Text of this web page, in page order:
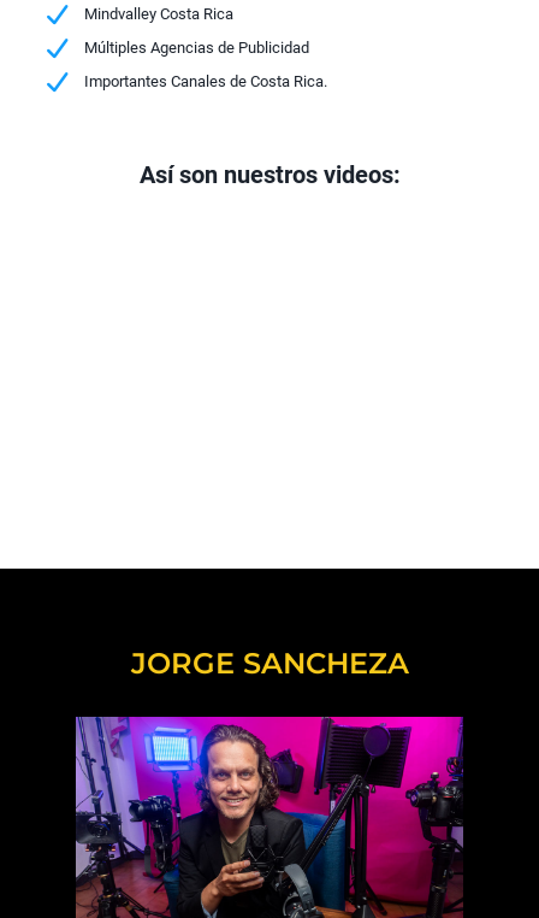
Mindvalley Costa Rica
Múltiples Agencias de Publicidad
Importantes Canales de Costa Rica.
Así son nuestros videos:
JORGE SANCHEZA